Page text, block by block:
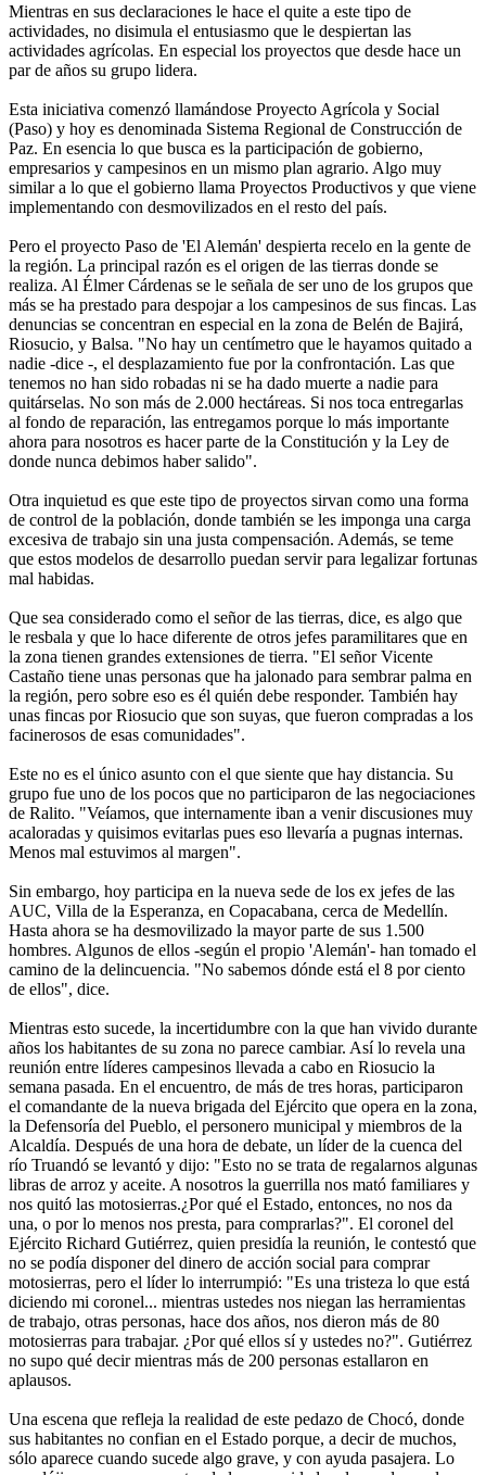
Mientras en sus declaraciones le hace el quite a este tipo de
actividades, no disimula el entusiasmo que le despiertan las
actividades agrícolas. En especial los proyectos que desde hace un
par de años su grupo lidera.
Esta iniciativa comenzó llamándose Proyecto Agrícola y Social
(Paso) y hoy es denominada Sistema Regional de Construcción de
Paz. En esencia lo que busca es la participación de gobierno,
empresarios y campesinos en un mismo plan agrario. Algo muy
similar a lo que el gobierno llama Proyectos Productivos y que viene
implementando con desmovilizados en el resto del país.
Pero el proyecto Paso de 'El Alemán' despierta recelo en la gente de
la región. La principal razón es el origen de las tierras donde se
realiza. Al Élmer Cárdenas se le señala de ser uno de los grupos que
más se ha prestado para despojar a los campesinos de sus fincas. Las
denuncias se concentran en especial en la zona de Belén de Bajirá,
Riosucio, y Balsa. "No hay un centímetro que le hayamos quitado a
nadie -dice -, el desplazamiento fue por la confrontación. Las que
tenemos no han sido robadas ni se ha dado muerte a nadie para
quitárselas. No son más de 2.000 hectáreas. Si nos toca entregarlas
al fondo de reparación, las entregamos porque lo más importante
ahora para nosotros es hacer parte de la Constitución y la Ley de
donde nunca debimos haber salido".
Otra inquietud es que este tipo de proyectos sirvan como una forma
de control de la población, donde también se les imponga una carga
excesiva de trabajo sin una justa compensación. Además, se teme
que estos modelos de desarrollo puedan servir para legalizar fortunas
mal habidas.
Que sea considerado como el señor de las tierras, dice, es algo que
le resbala y que lo hace diferente de otros jefes paramilitares que en
la zona tienen grandes extensiones de tierra. "El señor Vicente
Castaño tiene unas personas que ha jalonado para sembrar palma en
la región, pero sobre eso es él quién debe responder. También hay
unas fincas por Riosucio que son suyas, que fueron compradas a los
facinerosos de esas comunidades".
Este no es el único asunto con el que siente que hay distancia. Su
grupo fue uno de los pocos que no participaron de las negociaciones
de Ralito. "Veíamos, que internamente iban a venir discusiones muy
acaloradas y quisimos evitarlas pues eso llevaría a pugnas internas.
Menos mal estuvimos al margen".
Sin embargo, hoy participa en la nueva sede de los ex jefes de las
AUC, Villa de la Esperanza, en Copacabana, cerca de Medellín.
Hasta ahora se ha desmovilizado la mayor parte de sus 1.500
hombres. Algunos de ellos -según el propio 'Alemán'- han tomado el
camino de la delincuencia. "No sabemos dónde está el 8 por ciento
de ellos", dice.
Mientras esto sucede, la incertidumbre con la que han vivido durante
años los habitantes de su zona no parece cambiar. Así lo revela una
reunión entre líderes campesinos llevada a cabo en Riosucio la
semana pasada. En el encuentro, de más de tres horas, participaron
el comandante de la nueva brigada del Ejército que opera en la zona,
la Defensoría del Pueblo, el personero municipal y miembros de la
Alcaldía. Después de una hora de debate, un líder de la cuenca del
río Truandó se levantó y dijo: "Esto no se trata de regalarnos algunas
libras de arroz y aceite. A nosotros la guerrilla nos mató familiares y
nos quitó las motosierras.¿Por qué el Estado, entonces, no nos da
una, o por lo menos nos presta, para comprarlas?". El coronel del
Ejército Richard Gutiérrez, quien presidía la reunión, le contestó que
no se podía disponer del dinero de acción social para comprar
motosierras, pero el líder lo interrumpió: "Es una tristeza lo que está
diciendo mi coronel... mientras ustedes nos niegan las herramientas
de trabajo, otras personas, hace dos años, nos dieron más de 80
motosierras para trabajar. ¿Por qué ellos sí y ustedes no?". Gutiérrez
no supo qué decir mientras más de 200 personas estallaron en
aplausos.
Una escena que refleja la realidad de este pedazo de Chocó, donde
sus habitantes no confian en el Estado porque, a decir de muchos,
sólo aparece cuando sucede algo grave, y con ayuda pasajera. Lo